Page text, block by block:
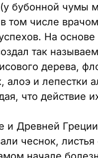
бубонной чумы
том числе
На основе
так
дерева,
алоэ и лепестки
что действие
Древней
чеснок,